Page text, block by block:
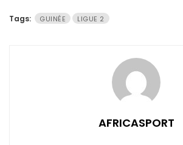
Tags: GUINÉE LIGUE 2
AFRICASPORT